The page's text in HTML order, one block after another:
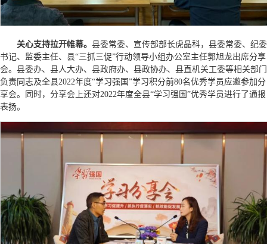
关心支持拉开帷幕。 县委常委、宣传部部长虎晶科，县委常委、纪委
书记、监委主任、县“三抓三促”行动领导小组办公室主任郭旭龙出席分享
会。县委办、县人大办、县政府办、县政协办、县直机关工委等相关部门
负责同志及全县2022年度“学习强国”学习积分前80名优秀学员应邀参加分
享会。同时，分享会上还对2022年度全县“学习强国”优秀学员进行了通报
表扬。